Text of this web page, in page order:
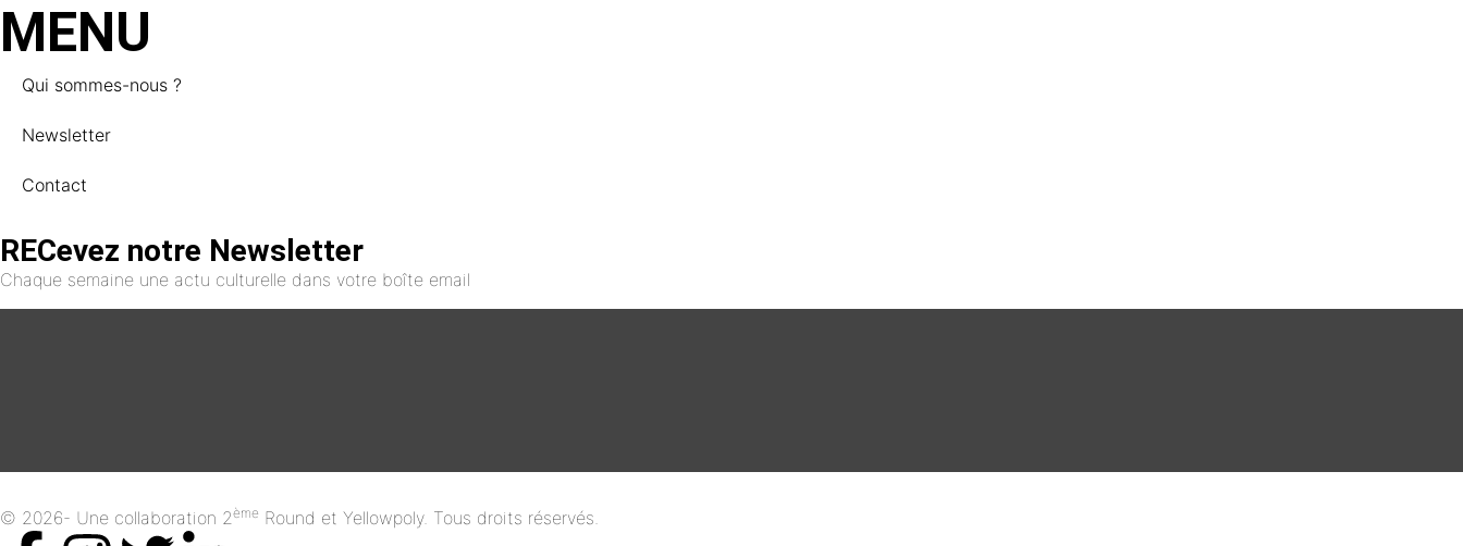
MENU
Qui sommes-nous ?
Newsletter
Contact
RECevez notre Newsletter
Chaque semaine une actu culturelle dans votre boîte email
© 2026- Une collaboration 2ème Round et Yellowpoly. Tous droits réservés.